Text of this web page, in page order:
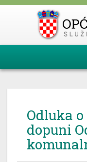
Odluka
dopuni